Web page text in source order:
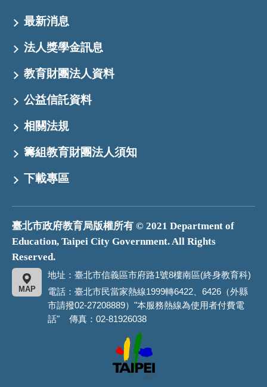
最新消息
法人獎學金訊息
教育財團法人資料
公益信託資料
相關法規
籌組教育財團法人須知
下載專區
臺北市政府教育局版權所有 © 2021 Department of
Education, Taipei City Government. All Rights
Reserved.
地址：臺北市信義區市府路1號8樓南區(終身教育科)
MAP
電話：臺北市民當家熱線1999轉6422、6426（外縣
市請撥02-27208889）"本服務熱線為使用者付費電
話" 傳真：02-81926038
市
政